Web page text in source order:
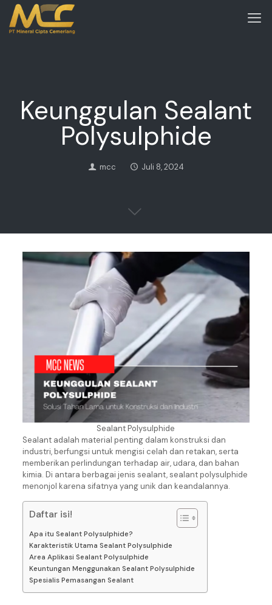
Keunggulan Sealant
Polysulphide
mcc Juli 8, 2024
Sealant Polysulphide
Sealant adalah material penting dalam konstruksi dan
industri, berfungsi untuk mengisi celah dan retakan, serta
memberikan perlindungan terhadap air, udara, dan bahan
kimia. Di antara berbagai jenis sealant, sealant polysulphide
menonjol karena sifatnya yang unik dan keandalannya.
Daftar isi!
Apa itu Sealant Polysulphide?
Karakteristik Utama Sealant Polysulphide
Area Aplikasi Sealant Polysulphide
Keuntungan Menggunakan Sealant Polysulphide
Spesialis Pemasangan Sealant